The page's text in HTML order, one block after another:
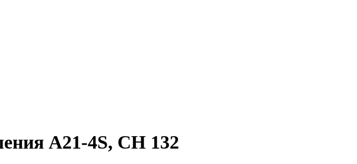
А21-4S, СН 132